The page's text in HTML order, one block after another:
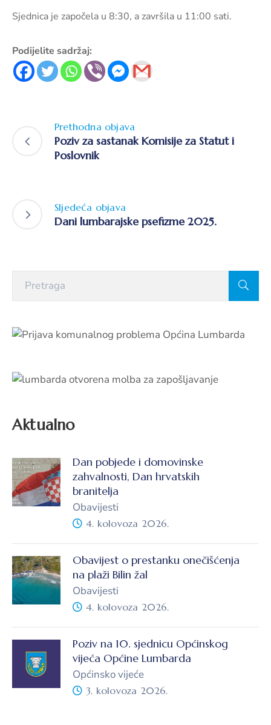
Sjednica je započela u 8:30, a završila u 11:00 sati.
Podijelite sadržaj:
Prethodna objava
Poziv za sastanak Komisije za Statut i
Poslovnik
Sljedeća objava
Dani lumbarajske psefizme 2025.
Aktualno
Dan pobjede i domovinske
zahvalnosti, Dan hrvatskih
branitelja
Obavijesti
4. kolovoza 2026.
Obavijest o prestanku onečišćenja
na plaži Bilin žal
Obavijesti
4. kolovoza 2026.
Poziv na 10. sjednicu Općinskog
vijeća Općine Lumbarda
Općinsko vijeće
3. kolovoza 2026.